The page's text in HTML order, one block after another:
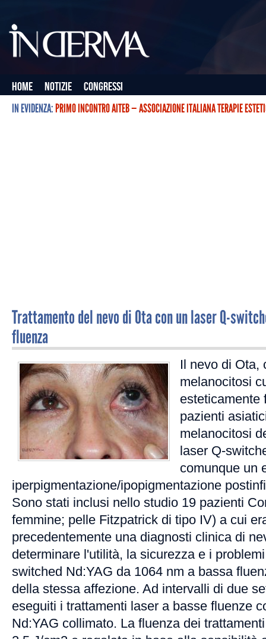
Home Notizie
Congressi
IN EVIDENZA:PRIMO INCONTRO AITEB — ASSOCIAZIONE ITALIANA TERAPIE
Trattamento del nevo di Ota con un laser Q-
fluenza
Il nevo di Ota,
melanocitosi
esteticamente
pazienti
melanocitosi
laser Q-
comunque un
iperpigmentazione/ipopigmentazione
Sono stati inclusi nello studio 19 pazienti
femmine; pelle Fitzpatrick di tipo IV) a cui
precedentemente una diagnosti clinica di
determinare l'utilità, la sicurezza e i
switched Nd:YAG da 1064 nm a bassa
della stessa affezione. Ad intervalli di due
eseguiti i trattamenti laser a basse fluenze
Nd:YAG collimato. La fluenza dei